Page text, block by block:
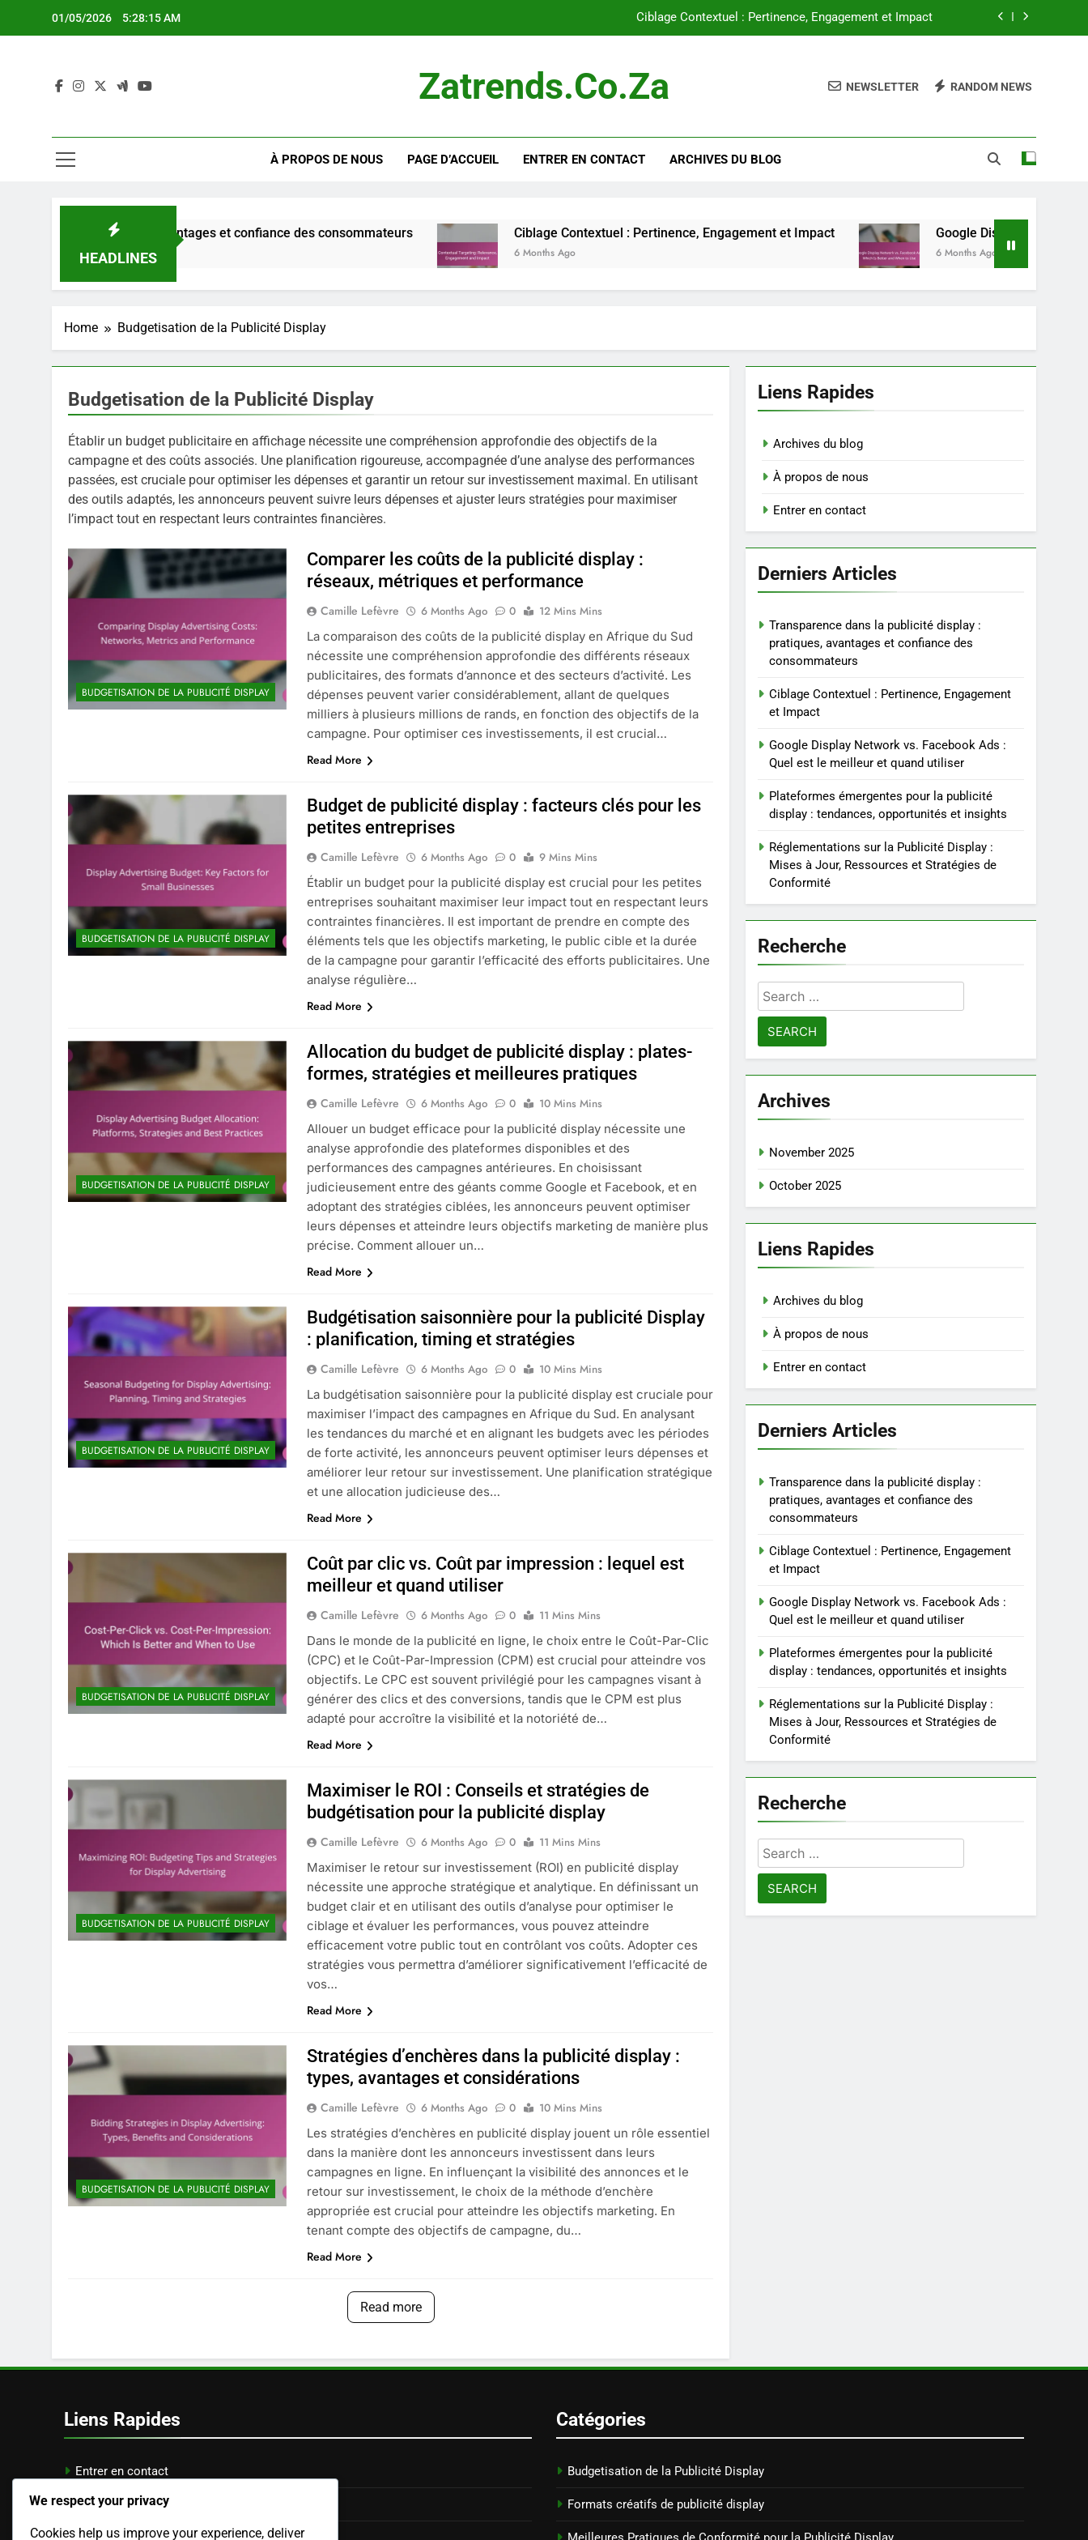
01/05/2026 5:28:15 AM Ciblage Contextuel : Pertinence, Engagement et Impact
Plateformes émergentes pour la publicité display : tendances, opportunités et insights
Ciblage Contextuel : Pertinence, Engagement et Impact
Plateformes émergentes pour la publicité display : tendances, opportunités et insights
Zatrends.co.za NEWSLETTER RANDOM NEWS
À PROPOS DE NOUS PAGE D’ACCUEIL ENTRER EN CONTACT ARCHIVES DU BLOG
HEADLINES
: pratiques, avantages et confiance des consommateurs Ciblage Contextuel : Pertinence, Engagement et Impact
6 Months Ago
Google Display Network vs.
6 Months Ago
Home Budgetisation de la Publicité Display
Budgetisation de la Publicité Display
Établir un budget publicitaire en affichage nécessite une compréhension approfondie des objectifs de la
campagne et des coûts associés. Une planification rigoureuse, accompagnée d’une analyse des performances
passées, est cruciale pour optimiser les dépenses et garantir un retour sur investissement maximal. En utilisant
des outils adaptés, les annonceurs peuvent suivre leurs dépenses et ajuster leurs stratégies pour maximiser
l’impact tout en respectant leurs contraintes financières.
BUDGETISATION DE LA PUBLICITÉ DISPLAY
Comparer les coûts de la publicité display :
réseaux, métriques et performance
Camille Lefèvre 6 Months Ago 0
12 Mins Mins
La comparaison des coûts de la publicité display en Afrique du Sud
nécessite une compréhension approfondie des différents réseaux
publicitaires, des formats d’annonce et des secteurs d’activité. Les
dépenses peuvent varier considérablement, allant de quelques
milliers à plusieurs millions de rands, en fonction des objectifs de la
campagne. Pour optimiser ces investissements, il est crucial…
Read More
BUDGETISATION DE LA PUBLICITÉ DISPLAY
Budget de publicité display : facteurs clés pour les
petites entreprises
Camille Lefèvre 6 Months Ago 0
9 Mins Mins
Établir un budget pour la publicité display est crucial pour les petites
entreprises souhaitant maximiser leur impact tout en respectant leurs
contraintes financières. Il est important de prendre en compte des
éléments tels que les objectifs marketing, le public cible et la durée
de la campagne pour garantir l’efficacité des efforts publicitaires. Une
analyse régulière…
Read More
BUDGETISATION DE LA PUBLICITÉ DISPLAY
Allocation du budget de publicité display : plates-
formes, stratégies et meilleures pratiques
Camille Lefèvre 6 Months Ago 0
10 Mins Mins
Allouer un budget efficace pour la publicité display nécessite une
analyse approfondie des plateformes disponibles et des
performances des campagnes antérieures. En choisissant
judicieusement entre des géants comme Google et Facebook, et en
adoptant des stratégies ciblées, les annonceurs peuvent optimiser
leurs dépenses et atteindre leurs objectifs marketing de manière plus
précise. Comment allouer un…
Read More
BUDGETISATION DE LA PUBLICITÉ DISPLAY
Budgétisation saisonnière pour la publicité Display
: planification, timing et stratégies
Camille Lefèvre 6 Months Ago 0
10 Mins Mins
La budgétisation saisonnière pour la publicité display est cruciale pour
maximiser l’impact des campagnes en Afrique du Sud. En analysant
les tendances du marché et en alignant les budgets avec les périodes
de forte activité, les annonceurs peuvent optimiser leurs dépenses et
améliorer leur retour sur investissement. Une planification stratégique
et une allocation judicieuse des…
Read More
BUDGETISATION DE LA PUBLICITÉ DISPLAY
Coût par clic vs. Coût par impression : lequel est
meilleur et quand utiliser
Camille Lefèvre 6 Months Ago 0
11 Mins Mins
Dans le monde de la publicité en ligne, le choix entre le Coût-Par-Clic
(CPC) et le Coût-Par-Impression (CPM) est crucial pour atteindre vos
objectifs. Le CPC est souvent privilégié pour les campagnes visant à
générer des clics et des conversions, tandis que le CPM est plus
adapté pour accroître la visibilité et la notoriété de…
Read More
BUDGETISATION DE LA PUBLICITÉ DISPLAY
Maximiser le ROI : Conseils et stratégies de
budgétisation pour la publicité display
Camille Lefèvre 6 Months Ago 0
11 Mins Mins
Maximiser le retour sur investissement (ROI) en publicité display
nécessite une approche stratégique et analytique. En définissant un
budget clair et en utilisant des outils d’analyse pour optimiser le
ciblage et évaluer les performances, vous pouvez atteindre
efficacement votre public tout en contrôlant vos coûts. Adopter ces
stratégies vous permettra d’améliorer significativement l’efficacité de
vos…
Read More
BUDGETISATION DE LA PUBLICITÉ DISPLAY
Stratégies d’enchères dans la publicité display :
types, avantages et considérations
Camille Lefèvre 6 Months Ago 0
10 Mins Mins
Les stratégies d’enchères en publicité display jouent un rôle essentiel
dans la manière dont les annonceurs investissent dans leurs
campagnes en ligne. En influençant la visibilité des annonces et le
retour sur investissement, le choix de la méthode d’enchère
appropriée est crucial pour atteindre les objectifs marketing. En
tenant compte des objectifs de campagne, du…
Read More
Read more
Liens Rapides
Archives du blog
À propos de nous
Entrer en contact
Derniers Articles
Transparence dans la publicité display :
pratiques, avantages et confiance des
consommateurs
Ciblage Contextuel : Pertinence, Engagement
et Impact
Google Display Network vs. Facebook Ads :
Quel est le meilleur et quand utiliser
Plateformes émergentes pour la publicité
display : tendances, opportunités et insights
Réglementations sur la Publicité Display :
Mises à Jour, Ressources et Stratégies de
Conformité
Recherche
Search
for:
Archives
November 2025
October 2025
Liens Rapides
Archives du blog
À propos de nous
Entrer en contact
Derniers Articles
Transparence dans la publicité display :
pratiques, avantages et confiance des
consommateurs
Ciblage Contextuel : Pertinence, Engagement
et Impact
Google Display Network vs. Facebook Ads :
Quel est le meilleur et quand utiliser
Plateformes émergentes pour la publicité
display : tendances, opportunités et insights
Réglementations sur la Publicité Display :
Mises à Jour, Ressources et Stratégies de
Conformité
Recherche
Search
for:
Liens Rapides
Entrer en contact
Votre vie privée
Catégories
Budgetisation de la Publicité Display
Formats créatifs de publicité display
We respect your privacy
Cookies help us improve your experience, deliver